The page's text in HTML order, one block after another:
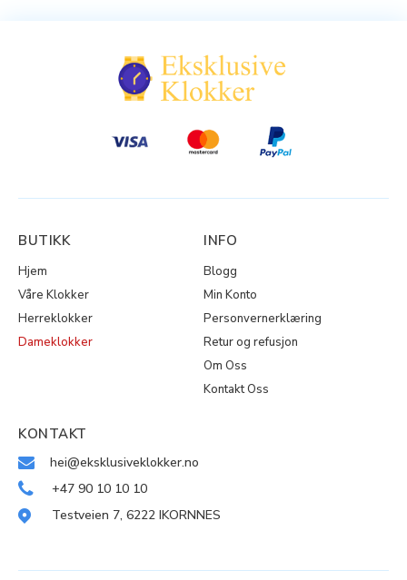
BUTIKK
Hjem
Våre Klokker
Herreklokker
Dameklokker
INFO
Blogg
Min Konto
Personvernerklæring
Retur og refusjon
Om Oss
Kontakt Oss
KONTAKT
hei@eksklusiveklokker.no
+47 90 10 10 10
Testveien 7, 6222 IKORNNES